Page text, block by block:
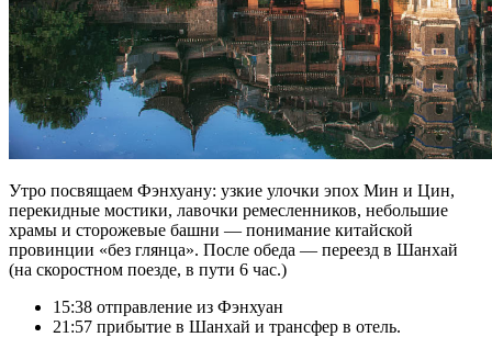
Утро посвящаем Фэнхуану: узкие улочки эпох Мин и Цин,
перекидные мостики, лавочки ремесленников, небольшие
храмы и сторожевые башни — понимание китайской
провинции «без глянца». После обеда — переезд в Шанхай
(на скоростном поезде, в пути 6 час.)
15:38 отправление из Фэнхуан
21:57 прибытие в Шанхай и трансфер в отель.